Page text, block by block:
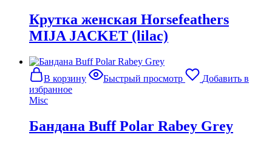
Крутка женская Horsefeathers
MIJA JACKET (lilac)
В корзину Быстрый просмотр
Добавить в
избранное
Misc
Бандана Buff Polar Rabey Grey